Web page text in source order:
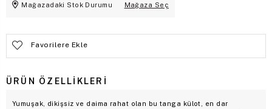
Mağazadaki Stok Durumu Mağaza Seç
Favorilere Ekle
ÜRÜN ÖZELLIKLERI
Yumuşak, dikişsiz ve daima rahat olan bu tanga külot, en dar